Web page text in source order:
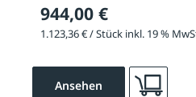
944,00 €
Ansehen